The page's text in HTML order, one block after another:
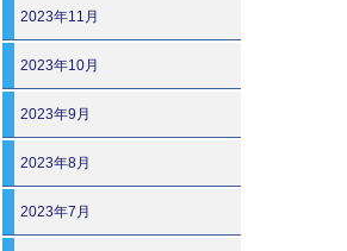
2023年11月
2023年10月
2023年9月
2023年8月
2023年7月